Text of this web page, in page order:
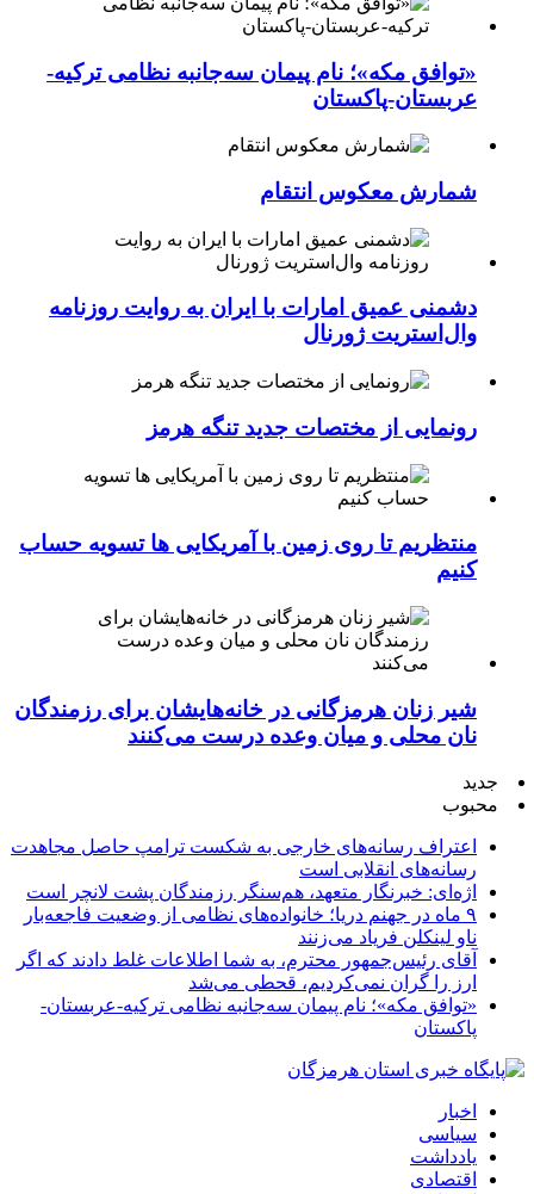
«توافق مکه»؛ نام پیمان سه‌جانبه نظامی ترکیه-
عربستان-پاکستان
شمارش معکوس انتقام
دشمنی عمیق امارات با ایران به روایت روزنامه
وال‌استریت ژورنال
رونمایی از مختصات جدید تنگه هرمز
منتظریم تا روی زمین با آمریکایی ها تسویه حساب
کنیم
شیر زنان هرمزگانی در خانه‌هایشان برای رزمندگان
نان محلی و میان وعده درست می‌کنند
جدید
محبوب
اعتراف رسانه‌های خارجی به شکست ترامپ حاصل مجاهدت
رسانه‌های انقلابی است
اژه‌ای: خبرنگار متعهد، هم‌سنگر رزمندگان پشت لانچر است
۹ ماه در جهنم دریا؛ خانواده‌های نظامی از وضعیت فاجعه‌بار
ناو لینکلن فریاد می‌زنند
آقای رئیس‌جمهور محترم، به شما اطلاعات غلط دادند که اگر
ارز را گران نمی‌کردیم، قحطی می‌شد
«توافق مکه»؛ نام پیمان سه‌جانبه نظامی ترکیه-عربستان-
پاکستان
اخبار
سیاسی
یادداشت
اقتصادی